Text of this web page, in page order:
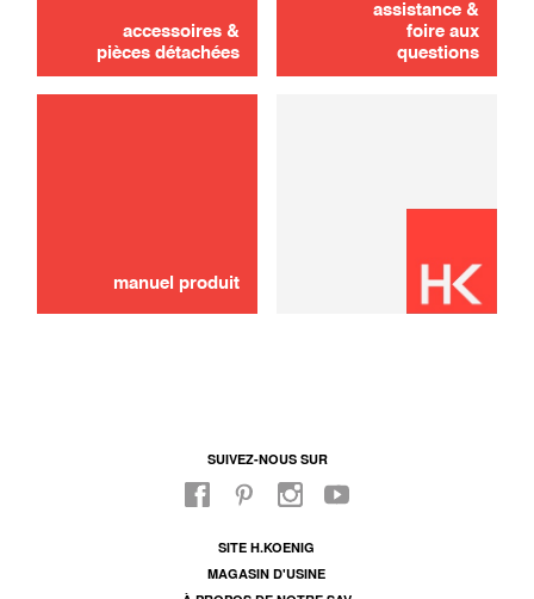
accessoires &
pièces détachées
assistance &
foire aux
questions
manuel produit
SUIVEZ-NOUS SUR
SITE H.KOENIG
MAGASIN D'USINE